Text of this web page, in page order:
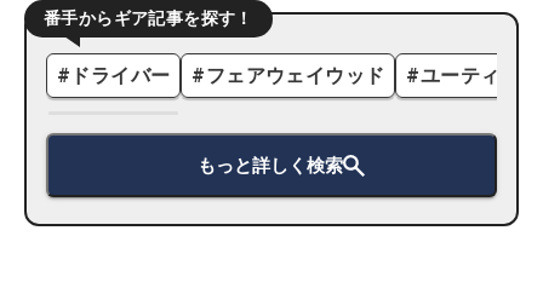
番手からギア記事を探す！
# ドライバー #フェアウェイウッド #ユーティリ
もっと詳しく検索